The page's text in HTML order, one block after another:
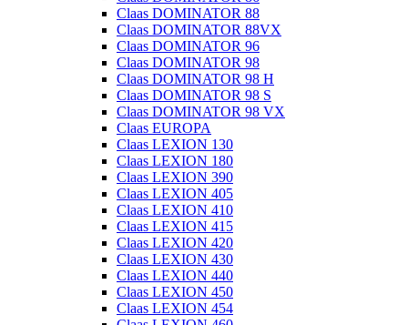
Claas DOMINATOR 88
Claas DOMINATOR 88VX
Claas DOMINATOR 96
Claas DOMINATOR 98
Claas DOMINATOR 98 H
Claas DOMINATOR 98 S
Claas DOMINATOR 98 VX
Claas EUROPA
Claas LEXION 130
Claas LEXION 180
Claas LEXION 390
Claas LEXION 405
Claas LEXION 410
Claas LEXION 415
Claas LEXION 420
Claas LEXION 430
Claas LEXION 440
Claas LEXION 450
Claas LEXION 454